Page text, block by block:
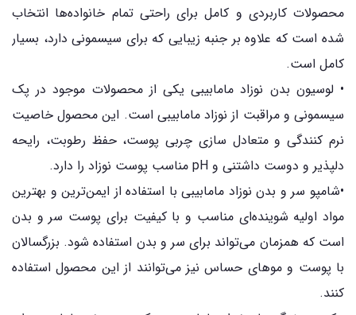
محصولات کاربردی و کامل برای راحتی تمام خانواده‌ها انتخاب
شده است که علاوه بر جنبه زیبایی که برای سیسمونی دارد، بسیار
کامل است.
• لوسیون بدن نوزاد مامابیبی یکی از محصولات موجود در پک
سیسمونی و مراقبت از نوزاد مامابیبی است. این محصول خاصیت
نرم کنندگی و متعادل سازی چربی پوست، حفظ رطوبت، رایحه
دلپذیر و دوست داشتنی و pH مناسب پوست نوزاد را دارد.
•شامپو سر و بدن نوزاد مامابیبی با استفاده از ایمن‌ترین و بهترین
مواد اولیه شوینده‌ای مناسب و با کیفیت برای پوست سر و بدن
است که همزمان می‌تواند برای سر و بدن استفاده شود. بزرگسالان
با پوست و موهای حساس نیز می‌توانند از این محصول استفاده
کنند.